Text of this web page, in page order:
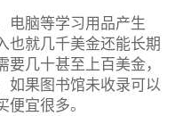
电脑等学习用品产生
也就几千美金还能长期
几十甚至上百美金，
如果图书馆未收录可以
宜很多。